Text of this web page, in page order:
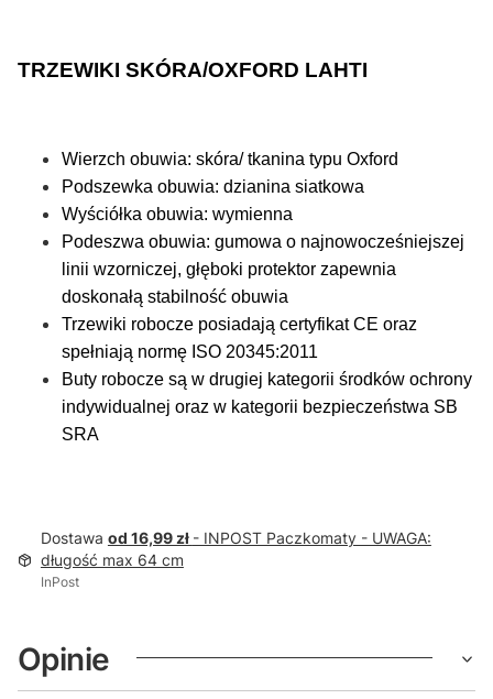
TRZEWIKI SKÓRA/OXFORD LAHTI
Wierzch obuwia: skóra/ tkanina typu Oxford
Podszewka obuwia: dzianina siatkowa
Wyściółka obuwia: wymienna
Podeszwa obuwia: gumowa o najnowocześniejszej
linii wzorniczej, głęboki protektor zapewnia
doskonałą stabilność obuwia
Trzewiki robocze posiadają certyfikat CE oraz
spełniają normę ISO 20345:2011
Buty robocze są w drugiej kategorii środków ochrony
indywidualnej oraz w kategorii bezpieczeństwa SB
SRA
Dostawa od 16,99 zł - INPOST Paczkomaty - UWAGA:
długość max 64 cm
InPost
Opinie